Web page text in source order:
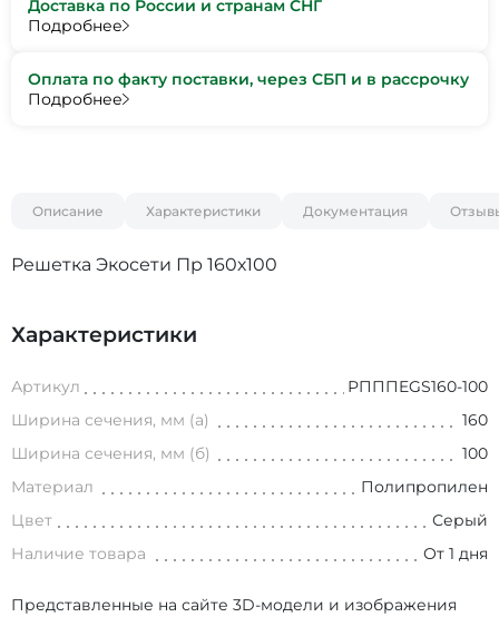
Доставка по России и странам СНГ
Подробнее
Оплата по факту поставки, через СБП и в рассрочку
Подробнее
Описание Характеристики Документация
Решетка Экосети Пр 160х100
Характеристики
Артикул
РПППEGS160-100
Ширина сечения, мм (а)
160
Ширина сечения, мм (б)
100
Материал
Полипропилен
Цвет
Серый
Наличие товара
От 1 дня
Представленные на сайте 3D-модели и изображения